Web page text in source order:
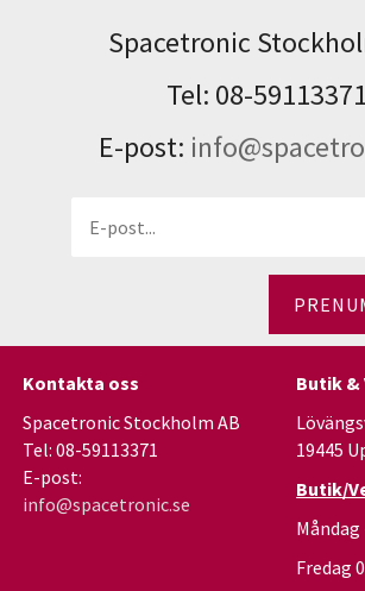
Spacetronic
Tel: 08-59113371
E-post:
Kontakta oss
Spacetronic Stockholm AB
Tel: 08-59113371
E-post:
info@spacetronic.se
Butik &
19445
Butik/
Fredag